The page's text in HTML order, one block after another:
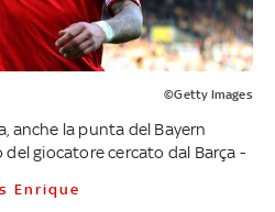
©Getty Images
anche la punta del Bayern
giocatore cercato dal Barça -
Enrique